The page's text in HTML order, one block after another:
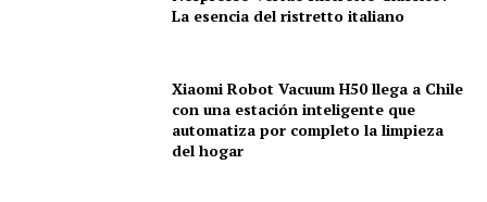
La esencia del ristretto italiano
Xiaomi Robot Vacuum H50 llega a Chile
con una estación inteligente que
automatiza por completo la limpieza
del hogar